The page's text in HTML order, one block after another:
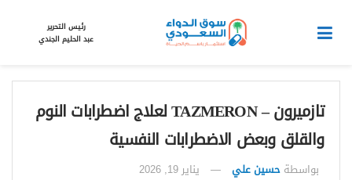
رئيس التحرير
عبد الحليم الجندي
تازميرون – TAZMERON لعلاج اضطرابات النوم
والقلق وبعض الاضطرابات النفسية
بواسطة حسين علي يناير 19, 2026